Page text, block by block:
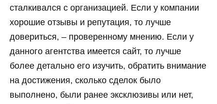
сталкивался с организацией. Если у компании
хорошие отзывы и репутация, то лучше
довериться, – проверенному мнению. Если у
данного агентства имеется сайт, то лучше
более детально его изучить, обратить внимание
на достижения, сколько сделок было
выполнено, были ранее эксклюзивы или нет,